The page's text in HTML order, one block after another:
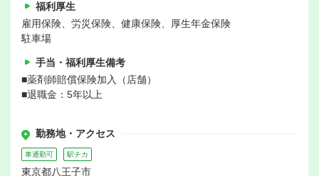
福利厚生
雇用保険、労災保険、健康保険、厚生年金保険
駐車場
手当・福利厚生備考
■薬剤師賠償保険加入（店舗）
■退職金：5年以上
勤務地・アクセス
車通勤可 駅チカ
東京都八王子市